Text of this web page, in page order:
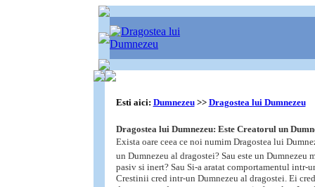
Esti aici: Dumnezeu>> Dragostea lui Dumnezeu
Dragostea lui Dumnezeu: Este Creatorul un
Exista oare ceea ce noi numim Dragostea lui
un Dumnezeu al dragostei? Sau este un Dumnezeu
pasiv si inert? Sau Si-a aratat comportamentul intr-
Crestinii cred intr-un Dumnezeu al dragostei. Ei